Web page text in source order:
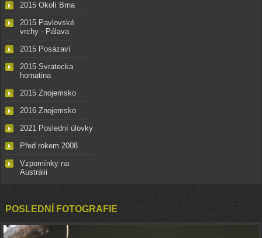
2015 Okolí Brna
2015 Pavlovské
vrchy - Pálava
2015 Posázaví
2015 Svratecka
hornatina
2015 Znojemsko
2016 Znojemsko
2021 Poslední úlovky
Před rokem 2008
Vzpomínky na
Austrálii
POSLEDNÍ FOTOGRAFIE